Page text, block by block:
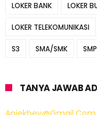
LOKER BANK LOKER
LOKER TELEKOMUNIKASI
S3 SMA/SMK SMP
TANYA JAWAB